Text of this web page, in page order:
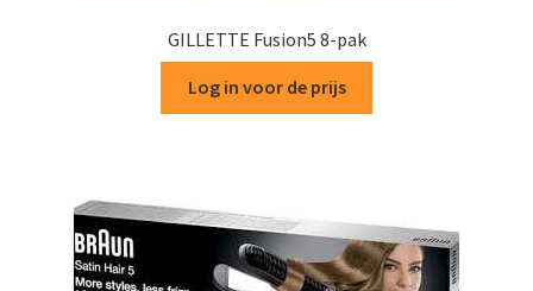
GILLETTE Fusion5 8-pak
Log in voor de prijs